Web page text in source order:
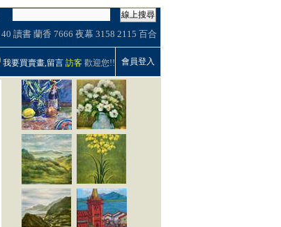
線上搜尋
40 讀書 蘭香 7666 夜幕 3158 2115 百合
我要買賣畫,留言 訪客 歡迎您!! 會員登入